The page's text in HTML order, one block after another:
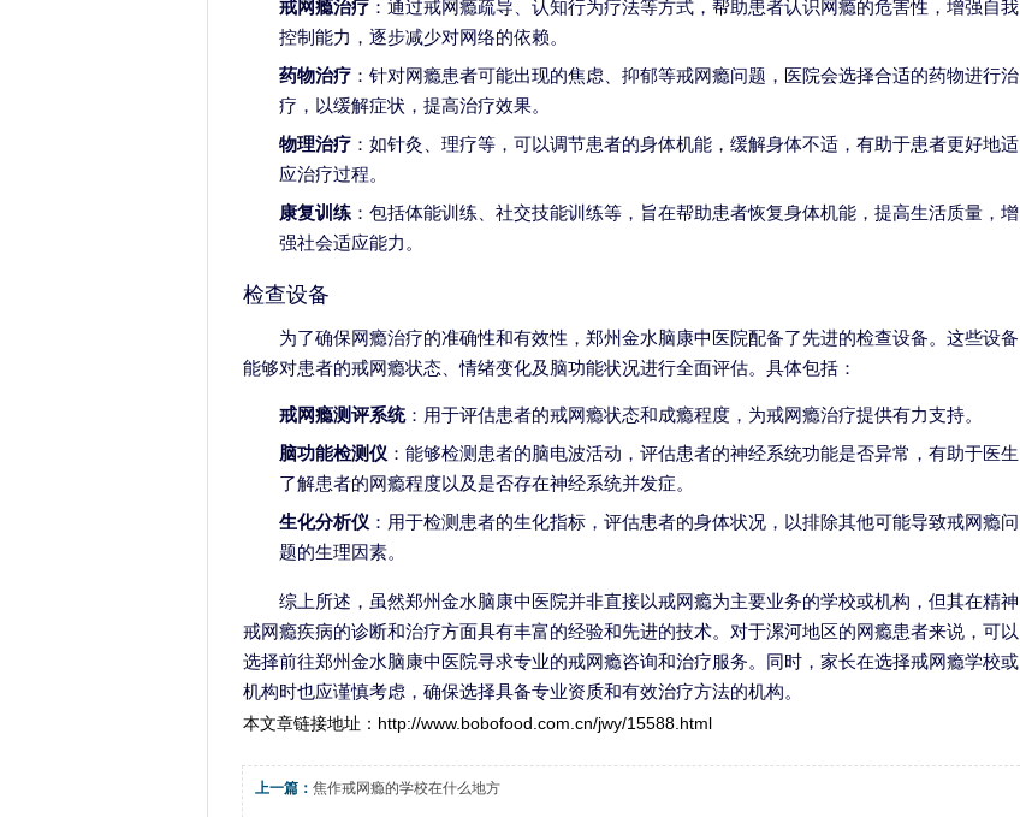
戒网瘾治疗 ：通过戒网瘾疏导、认知行为疗法等方式，帮助患者认识网瘾的危害性，增强自我
控制能力，逐步减少对网络的依赖。
药物治疗 ：针对网瘾患者可能出现的焦虑、抑郁等戒网瘾问题，医院会选择合适的药物进行治
疗，以缓解症状，提高治疗效果。
物理治疗 ：如针灸、理疗等，可以调节患者的身体机能，缓解身体不适，有助于患者更好地适
应治疗过程。
康复训练 ：包括体能训练、社交技能训练等，旨在帮助患者恢复身体机能，提高生活质量，增
强社会适应能力。
检查设备
为了确保网瘾治疗的准确性和有效性，郑州金水脑康中医院配备了先进的检查设备。这些设备
能够对患者的戒网瘾状态、情绪变化及脑功能状况进行全面评估。具体包括：
戒网瘾测评系统：用于评估患者的戒网瘾状态和成瘾程度，为戒网瘾治疗提供有力支持。
脑功能检测仪 ：能够检测患者的脑电波活动，评估患者的神经系统功能是否异常，有助于医生
了解患者的网瘾程度以及是否存在神经系统并发症。
生化分析仪 ：用于检测患者的生化指标，评估患者的身体状况，以排除其他可能导致戒网瘾问
题的生理因素。
综上所述，虽然郑州金水脑康中医院并非直接以戒网瘾为主要业务的学校或机构，但其在精神
戒网瘾疾病的诊断和治疗方面具有丰富的经验和先进的技术。对于漯河地区的网瘾患者来说，可以
选择前往郑州金水脑康中医院寻求专业的戒网瘾咨询和治疗服务。同时，家长在选择戒网瘾学校或
机构时也应谨慎考虑，确保选择具备专业资质和有效治疗方法的机构。
本文章链接地址： http://www.bobofood.com.cn/jwy/15588.html
上一篇： 焦作戒网瘾的学校在什么地方